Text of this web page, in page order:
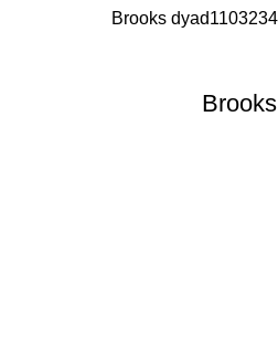
کفش بروکس دیاد 11 Brooks